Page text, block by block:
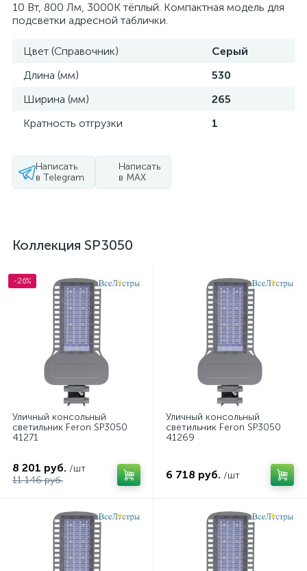
10 Вт, 800 Лм, 3000К тёплый. Компактная модель для
подсветки адресной таблички.
Цвет (Справочник)
Серый
Длина (мм)
530
Ширина (мм)
265
Кратность отгрузки
1
Написать
в Telegram
Написать
в MAX
Коллекция SP3050
-26%
Уличный консольный
светильник Feron SP3050
41271
8 201 руб. /шт
11 146 руб.
Уличный консольный
светильник Feron SP3050
41269
6 718 руб. /шт